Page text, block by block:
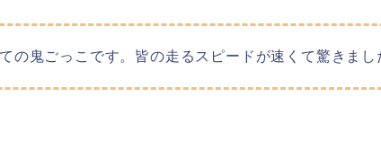
の鬼ごっこです。皆の走るスピードが速くて驚きまし